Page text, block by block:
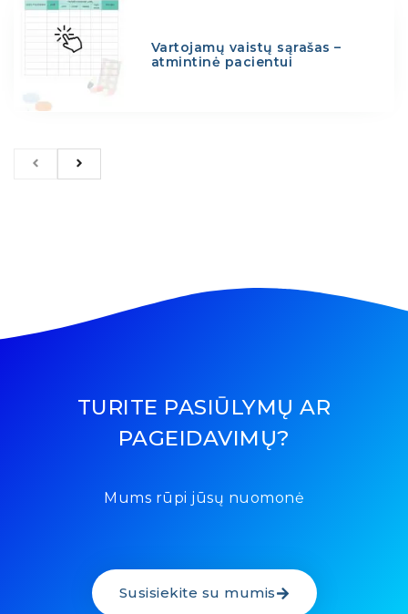
Vartojamų vaistų sąrašas –
atmintinė pacientui
TURITE PASIŪLYMŲ AR
PAGEIDAVIMŲ?
Mums rūpi jūsų nuomonė
Susisiekite su mumis